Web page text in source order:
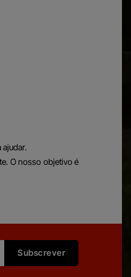
O nosso objetivo é